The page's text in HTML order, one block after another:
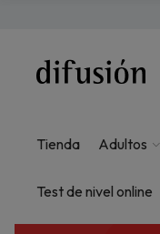
Tienda Adultos
Test de nivel online